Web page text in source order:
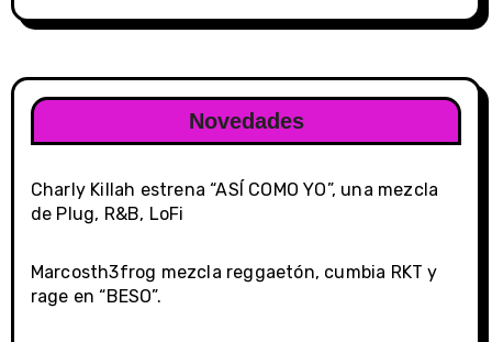
Novedades
Charly Killah estrena “ASÍ COMO YO”, una mezcla
de Plug, R&B, LoFi
Marcosth3frog mezcla reggaetón, cumbia RKT y
rage en “BESO”.